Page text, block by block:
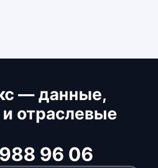
— данные,
и отраслевые
96 06